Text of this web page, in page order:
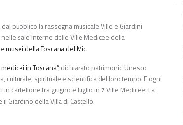
pubblico la rassegna musicaleVille e Giardini
sale interne delleVille Medicee della
musei della Toscana del Mic.
in Toscana”, dichiarato patrimonio Unesco
culturale, spirituale e scientifica del loro tempo. E ogni
cartellone tra giugno e luglio in 7 Ville Medicee: La
il Giardino della Villa di Castello.